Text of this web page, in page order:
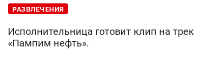
РАЗВЛЕЧЕНИЯ
Исполнительница готовит клип на трек
«Пампим нефть».